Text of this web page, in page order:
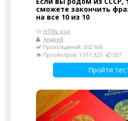
сможете закончить
на все 10 из 10
HTML-код
Андрей
Прохождений: 652 666
Просмотров: 1 011 323
537
Пройти